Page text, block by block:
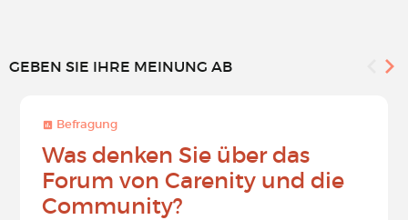
GEBEN SIE IHRE MEINUNG AB
Befragung
Was denken Sie über das
Forum von Carenity und die
Community?